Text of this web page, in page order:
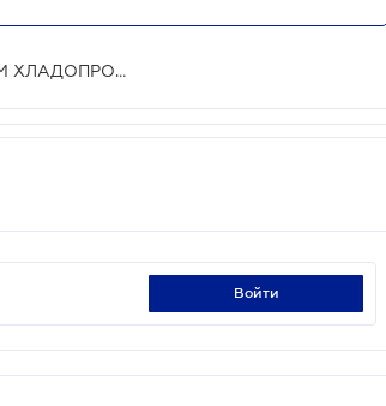
Антимонопольный комитет оштрафовал ООО "ФМ ХЛАДОПРОМ" за неправдивую информацию о составе "пломбира"
войти